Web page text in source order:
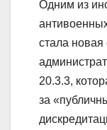
Одним из
стала новая
20.3.3,
за